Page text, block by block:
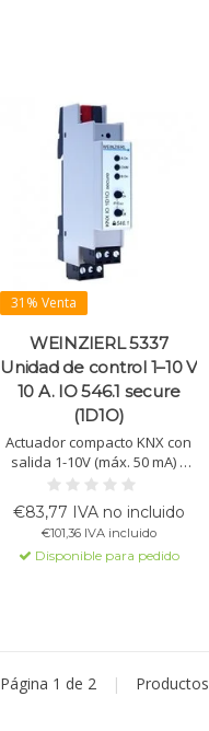
31% Venta
WEINZIERL 5337
Unidad de control 1–10 V
10 A. IO 546.1 secure
(1D1O)
Actuador compacto KNX con
salida 1-10V (máx. 50 mA) y
relé (10 A). Compatible con
escenas, automatización, luz
de escalera y KNX Security.
Ideal para paneles LED.
€83,77 IVA no incluido
€101,36 IVA incluido
Disponible para pedido
Página 1 de 2 | Productos